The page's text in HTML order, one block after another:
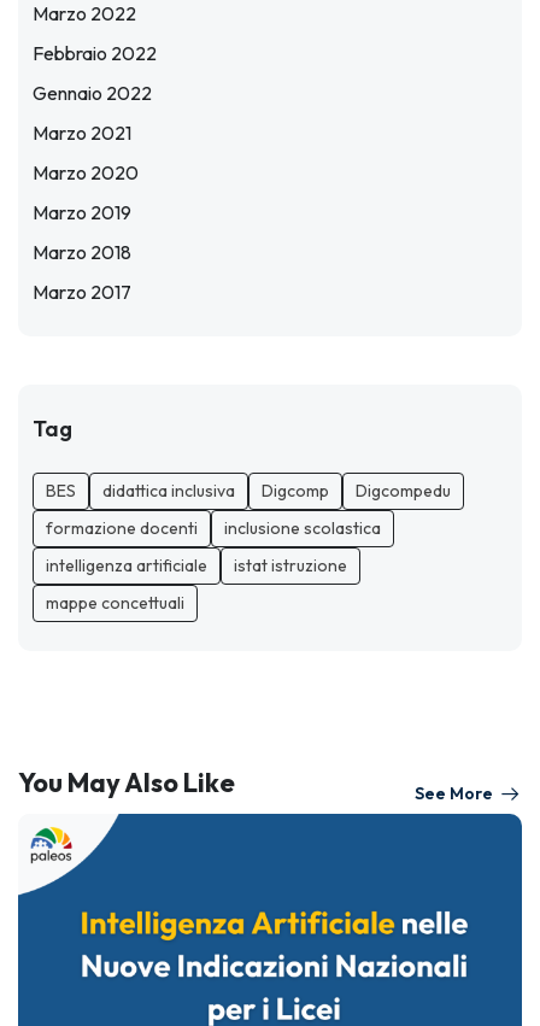
Marzo 2022
Febbraio 2022
Gennaio 2022
Marzo 2021
Marzo 2020
Marzo 2019
Marzo 2018
Marzo 2017
Tag
BES didattica inclusiva Digcomp
Digcompedu
formazione docenti
inclusione scolastica
intelligenza artificiale
istat istruzione
mappe concettuali
You May Also Like See More